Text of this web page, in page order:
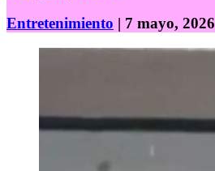
Entretenimiento | 7 mayo, 2026